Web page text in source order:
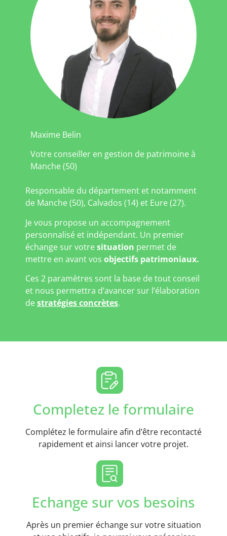
Maxime Belin
Votre conseiller en gestion de patrimoine à
Manche (50)
Responsable du département et notamment
de Manche (50), Calvados (14) et Eure (27).
Je vous propose un accompagnement
personnalisé et indépendant. Un premier
échange sur votresituation permet de
mettre en avant vos objectifs patrimoniaux.
Ces 2 paramètres sont la base de tout conseil
et nous permettra d’avancer sur l’élaboration
destratégies concrètes.
Completez le formulaire
Complétez le formulaire afin d’être recontacté
rapidement et ainsi lancer votre projet.
Echange sur vos besoins
Après un premier échange sur votre situation